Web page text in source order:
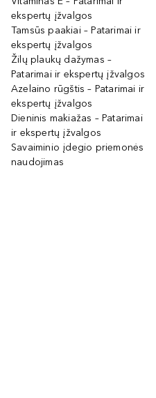
ekspertų įžvalgos
Tamsūs paakiai – Patarimai ir
ekspertų įžvalgos
Žilų plaukų dažymas –
Patarimai ir ekspertų įžvalgos
Azelaino rūgštis – Patarimai ir
ekspertų įžvalgos
Dieninis makiažas – Patarimai
ir ekspertų įžvalgos
Savaiminio įdegio priemonės
naudojimas